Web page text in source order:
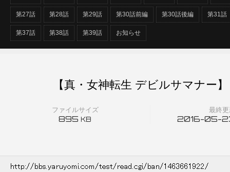
第27話 第28話 第29話 第30話前編 第30話後編 第31話
第37話 第38話 第39話 お知らせ
ファイルサイズ
895 KB
最終
2016-05-
【真・女神転生 デビルサマナ
http://bbs.yaruyomi.com/test/read.cgi/ban/1463661922/